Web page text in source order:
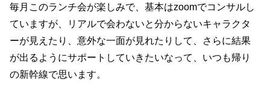
毎月このランチ会が楽しみで、基本はzoomでコンサルし
ていますが、リアルで会わないと分からないキャラクタ
ーが見えたり、意外な一面が見れたりして、さらに結果
が出るようにサポートしていきたいなって、いつも帰り
の新幹線で思います。